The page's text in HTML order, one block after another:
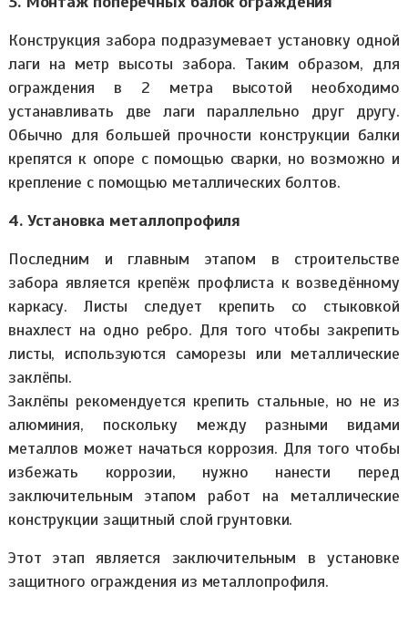
Конструкция забора подразумевает установку одной
лаги на метр высоты забора. Таким образом, для
ограждения в 2 метра высотой необходимо
устанавливать две лаги параллельно друг другу.
Обычно для большей прочности конструкции балки
крепятся к опоре с помощью сварки, но возможно и
крепление с помощью металлических болтов.
4. Установка металлопрофиля
Последним и главным этапом в строительстве
забора является крепёж профлиста к возведённому
каркасу. Листы следует крепить со стыковкой
внахлест на одно ребро. Для того чтобы закрепить
листы, используются саморезы или металлические
заклёпы.
Заклёпы рекомендуется крепить стальные, но не из
алюминия, поскольку между разными видами
металлов может начаться коррозия. Для того чтобы
избежать коррозии, нужно нанести перед
заключительным этапом работ на металлические
конструкции защитный слой грунтовки.
Этот этап является заключительным в установке
защитного ограждения из металлопрофиля.